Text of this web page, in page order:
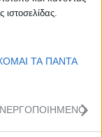
ΤΑ ΠΑΝΤΑ